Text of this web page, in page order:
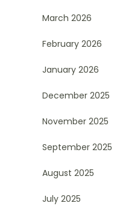
March 2026
February 2026
January 2026
December 2025
November 2025
September 2025
August 2025
July 2025